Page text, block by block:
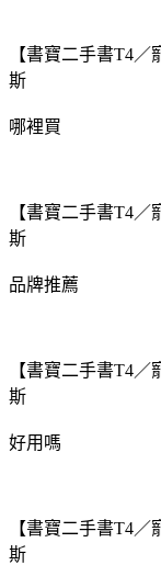
【書寶二手書T4
斯
哪裡買
【書寶二手書T4
斯
品牌推薦
【書寶二手書T4
斯
好用嗎
【書寶二手書T4
斯